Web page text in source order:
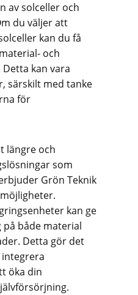
av solceller och
du väljer att
kan du få
och
kan vara
särskilt med tanke
för
längre och
som
Grön Teknik
kan ge
både material
Detta gör det
öka din